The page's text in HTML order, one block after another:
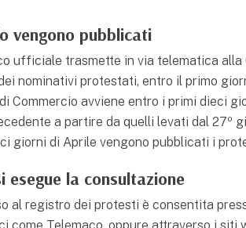
vengono pubblicati
ufficiale trasmette in via telematica
nominativi protestati, entro il primo
Commercio avviene entro i primi dieci
a partire da quelli levati dal 27º
giorni di Aprile vengono pubblicati i
esegue la consultazione
al registro dei protesti è consentita